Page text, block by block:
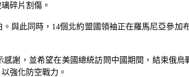
碎片割傷。
與此同時，14個北約盟國領袖正在羅馬尼亞參
謝，並希望在美國總統訪問中國期間，結束俄
強化防空戰力。